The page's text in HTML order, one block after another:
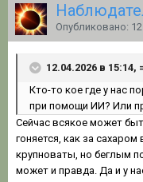
Опубликовано:
12.04.2026 в 15:14,
Кто-то кое где у нас
при помощи ИИ? Или
Сейчас всякое может
гоняется, как за
крупноваты, но беглым
может и правда. Да и у